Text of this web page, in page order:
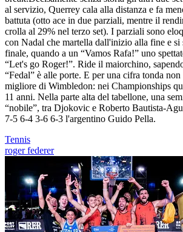
al servizio, Querrey cala alla distanza e fa
battuta (otto ace in due parziali, mentre il
crolla al 29% nel terzo set). I parziali sono
con Nadal che martella dall'inizio alla fine e si
finale, quando a un “Vamos Rafa!” uno
“Let's go Roger!”. Ride il maiorchino,
“Fedal” è alle porte. E per una cifra tonda non
migliore di Wimbledon: nei Championships
11 anni. Nella parte alta del tabellone, una
“nobile”, tra Djokovic e Roberto Bautista-
7-5 6-4 3-6 6-3 l'argentino Guido Pella.
Tennis
roger federer